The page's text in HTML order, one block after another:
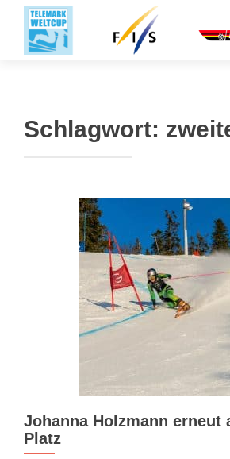
Schlagwort:
Johanna Holzmann erneut
Platz